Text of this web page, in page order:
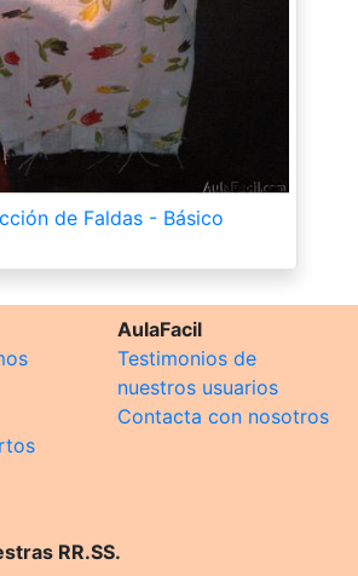
de Faldas - Básico
AulaFacil
Testimonios de
nuestros usuarios
Contacta con nosotros
RR.SS.